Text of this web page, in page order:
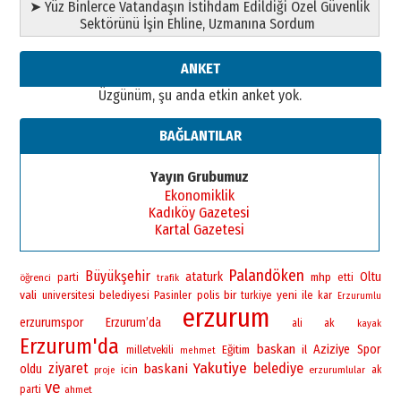
”Reisimiz” idi… Hakka yürüdü.!
26 Mart 2026 Perşembe
gönül adamı Faruk Terzioğlu!
Başkan Sekmen’den Erzurum’a
bir vizyon proje daha!
02 Ağustos 2026 Pazar
➤ Yüz Binlerce Vatandaşın İstihdam Edildiği Özel Güvenlik
Sektörünü İşin Ehline, Uzmanına Sordum
ANKET
Üzgünüm, şu anda etkin anket yok.
BAĞLANTILAR
Yayın Grubumuz
Ekonomiklik
Kadıköy Gazetesi
Kartal Gazetesi
öğrenci parti Büyükşehir trafik ataturk Palandöken mhp etti Oltu
vali universitesi belediyesi Pasinler polis bir turkiye yeni ile kar Erzurumlu
erzurumspor Erzurum’da erzurum ali ak kayak
Erzurum'da milletvekili mehmet Eğitim baskan il Aziziye Spor
oldu ziyaret proje icin baskani Yakutiye belediye erzurumlular ak
parti ve ahmet